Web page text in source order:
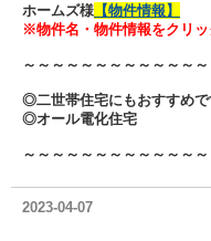
ホームズ様 【物件情報】
※物件名・物件情報をクリ
～～～～～～～～～～～～
◎二世帯住宅にもおすすめで
◎オール電化住宅
～～～～～～～～～～～～
2023-04-07